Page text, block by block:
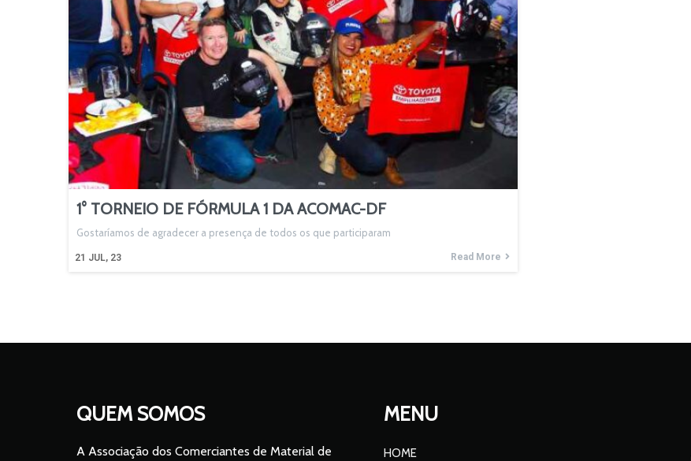
1° TORNEIO DE FÓRMULA 1 DA ACOMAC-DF
21 JUL, 23
Gostaríamos de agradecer a presença de todos os que participaram
Read More
QUEM SOMOS
A Associação dos Comerciantes de Material de
MENU
HOME